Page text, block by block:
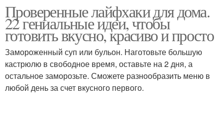
Проверенные лайфхаки для дома.
22 гениальные идеи, чтобы
готовить вкусно, красиво и просто
Замороженный суп или бульон. Наготовьте большую
кастрюлю в свободное время, оставьте на 2 дня, а
остальное заморозьте. Сможете разнообразить меню в
любой день за счет вкусного первого.